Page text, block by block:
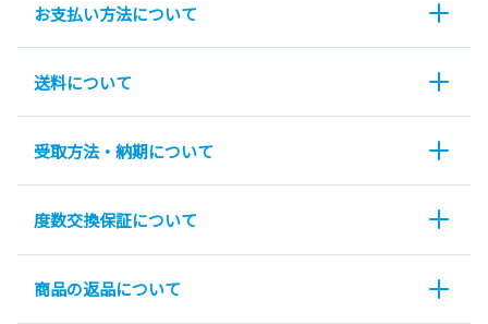
お支払い方法について
送料について
受取方法・納期について
度数交換保証について
商品の返品について